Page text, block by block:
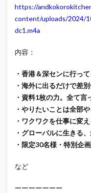
https://
content/uploads/2024/
dc1.m4a
内容：
・香港＆深センに行っ
・海外に出るだけで差
・資料1枚の力。全て言
・やりたいことは全部
・ワクワクを仕事に変
・グローバルに生きる
・限定30名様・特別企
など
ーーーーーーー